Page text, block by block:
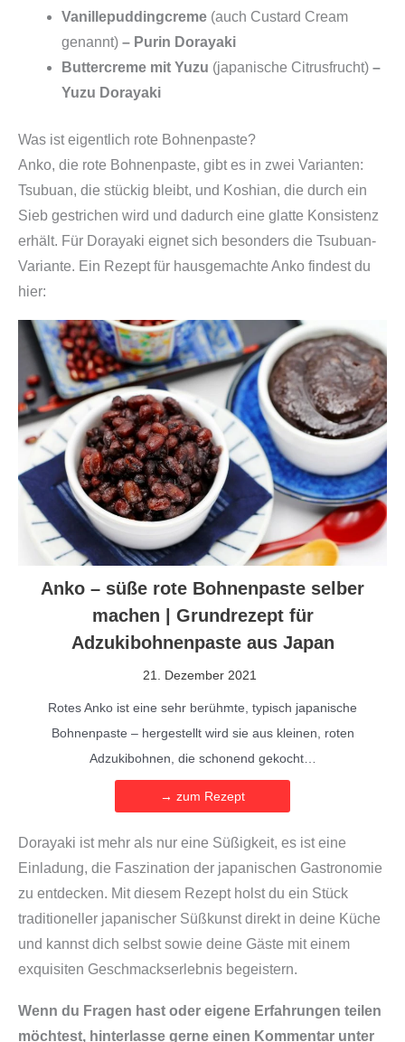
Vanillepuddingcreme (auch Custard Cream
genannt) – Purin Dorayaki
Buttercreme mit Yuzu (japanische Citrusfrucht) –
Yuzu Dorayaki
Was ist eigentlich rote Bohnenpaste?
Anko, die rote Bohnenpaste, gibt es in zwei Varianten:
Tsubuan, die stückig bleibt, und Koshian, die durch ein
Sieb gestrichen wird und dadurch eine glatte Konsistenz
erhält. Für Dorayaki eignet sich besonders die Tsubuan-
Variante. Ein Rezept für hausgemachte Anko findest du
hier:
Anko – süße rote Bohnenpaste selber
machen | Grundrezept für
Adzukibohnenpaste aus Japan
21. Dezember 2021
Rotes Anko ist eine sehr berühmte, typisch japanische
Bohnenpaste – hergestellt wird sie aus kleinen, roten
Adzukibohnen, die schonend gekocht…
→ zum Rezept
Dorayaki ist mehr als nur eine Süßigkeit, es ist eine
Einladung, die Faszination der japanischen Gastronomie
zu entdecken. Mit diesem Rezept holst du ein Stück
traditioneller japanischer Süßkunst direkt in deine Küche
und kannst dich selbst sowie deine Gäste mit einem
exquisiten Geschmackserlebnis begeistern.
Wenn du Fragen hast oder eigene Erfahrungen teilen
möchtest, hinterlasse gerne einen Kommentar unter